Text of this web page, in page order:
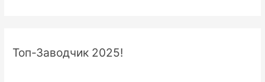
Топ-Заводчик 2025!